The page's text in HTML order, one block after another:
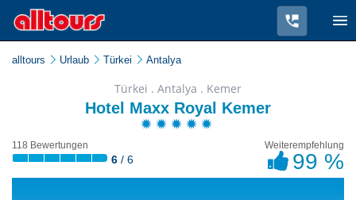
alltours Urlaub Türkei Antalya
Türkei . Antalya . Kemer
Hotel Maxx Royal Kemer
118 Bewertungen
6 / 6
Weiterempfehlung
99 %